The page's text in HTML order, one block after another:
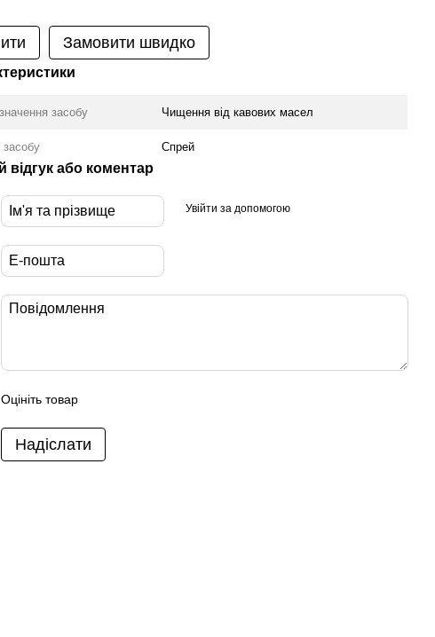
Замовити швидко
засобу Чищення від кавових масел
засобу Спрей
відгук або коментар
Увійти за допомогою
Оцініть товар
Надіслати